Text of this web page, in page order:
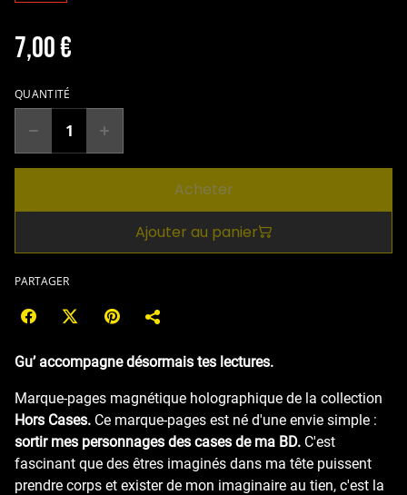
7,00 €
QUANTITÉ
Acheter
Ajouter au panier
PARTAGER
Gu’ accompagne désormais tes lectures.
Marque-pages magnétique holographique de la collection
Hors Cases. Ce marque-pages est né d'une envie simple :
sortir mes personnages des cases de ma BD. C'est
fascinant que des êtres imaginés dans ma tête puissent
prendre corps et exister de mon imaginaire au tien, c'est la